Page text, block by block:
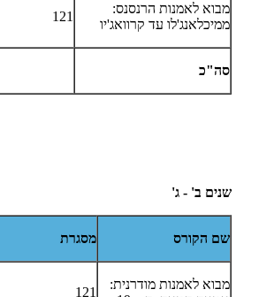
מבוא לאמנות הרנסנס:
ממיכלאנג'לו עד קרוואג'יו
121
סה"כ
שנים ב' - ג'
שם הקורס מסגרת
מבוא לאמנות מודרנית:
121